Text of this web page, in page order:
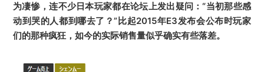
为凄惨，连不少日本玩家都在论坛上发出疑问：“当初那些感
动到哭的人都到哪去了？”比起2015年E3发布会公布时玩家
们的那种疯狂，如今的实际销售量似乎确实有些落差。